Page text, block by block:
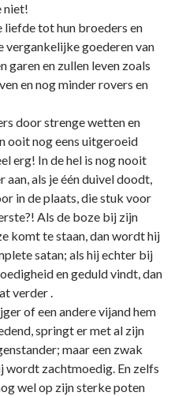
niet!
liefde tot hun broeders en
goederen van
garen en zullen leven zoals
en nog minder rovers en
door strenge wetten en
ooit nog eens uitgeroeid
erg! In de hel is nog nooit
als je één duivel doodt,
in de plaats, die stuk voor
Als de boze bij zijn
komt te staan, dan wordt hij
satan; als hij echter bij
en geduld vindt, dan
verder .
of een andere vijand hem
springt er met al zijn
maar een zwak
wordt zachtmoedig. En zelfs
wel op zijn sterke poten